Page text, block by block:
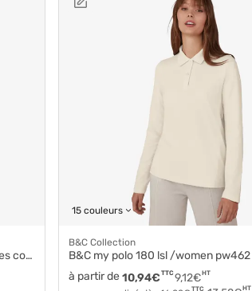
pw463
15 couleurs
B&C Collection
B&C my polo 180 lsl /women pw462
à partir de
9,12€HT
10,94€ TTC
TTC HT